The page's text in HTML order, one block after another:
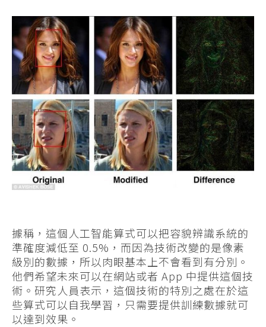
據稱，這個人工智能算式可以把容貌辨識系統的
準確度減低至 0.5%，而因為技術改變的是像素
級別的數據，所以肉眼基本上不會看到有分別。
他們希望未來可以在網站或者 App 中提供這個技
術。研究人員表示，這個技術的特別之處在於這
些算式可以自我學習，只需要提供訓練數據就可
以達到效果。